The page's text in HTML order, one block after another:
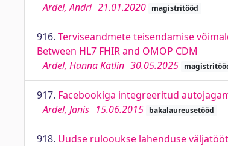
Ardel, Andri 21.01.2020 magistritööd
916. Terviseandmete teisendamise
Between HL7 FHIR and OMOP CDM
Ardel, Hanna Kätlin 30.05.2025
917. Facebookiga integreeritud
Ardel, Janis 15.06.2015 bakalaureusetööd
918. Uudse rulooukse lahenduse